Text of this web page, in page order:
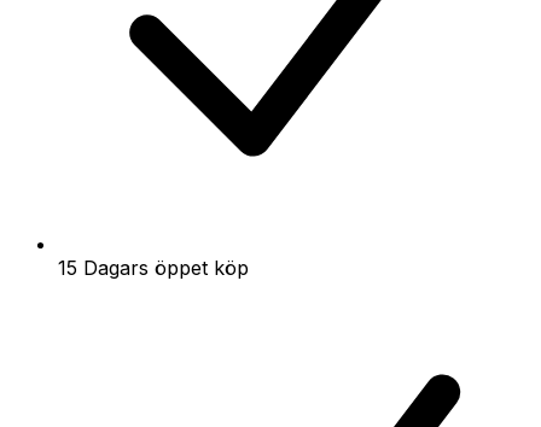
15 Dagars öppet köp